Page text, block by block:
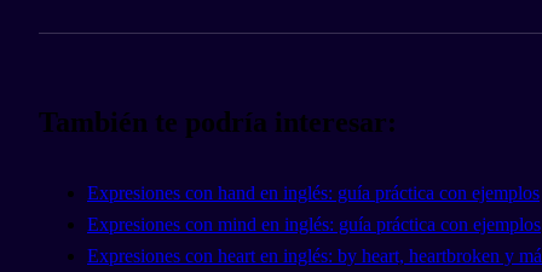
También te podría interesar:
Expresiones con hand en inglés: guía práctica con ejemplos
Expresiones con mind en inglés: guía práctica con ejemplos
Expresiones con heart en inglés: by heart, heartbroken y